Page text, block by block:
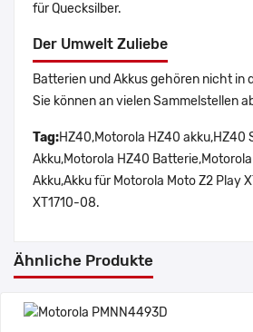
für Quecksilber.
Der Umwelt Zuliebe
Batterien und Akkus gehören nicht in
Sie können an vielen Sammelstellen
Tag:HZ40,Motorola HZ40 akku,HZ40
Akku,Motorola HZ40
Akku,Akku für Motorola Moto Z2 Play
XT1710-08.
Ähnliche Produkte